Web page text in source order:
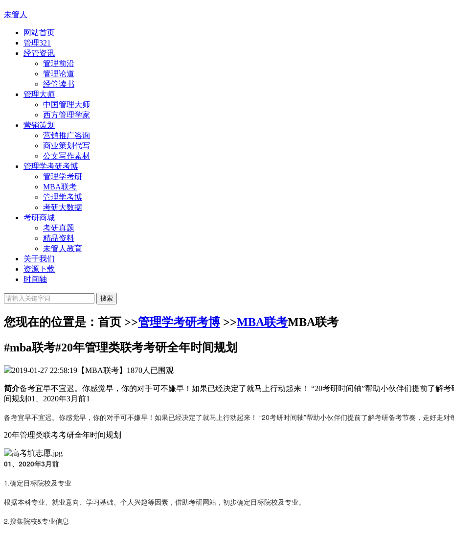
未管人
网站首页
管理321
经管资讯
管理前沿
管理论道
经管读书
管理大师
中国管理大师
西方管理学家
营销策划
营销推广咨询
商业策划代写
公文写作素材
管理学考研考博
管理学考研
MBA联考
管理学考博
考研大数据
考研商城
考研真题
精品资料
未管人教育
关于我们
资源下载
时间轴
您现在的位置是：首页 >>管理学考研考博 >>MBA联考MBA联考
#mba联考#20年管理类联考考研全年时间规划
2019-01-27 22:58:19 【MBA联考】 1870人已围观
简介备考宜早不宜迟。你感觉早，你的对手可不嫌早！如果已经决定了就马上行动起来！ “20考研时间轴”帮助小伙伴们提前了解
间规划01、2020年3月前1
备考宜早不宜迟。你感觉早，你的对手可不嫌早！如果已经决定了就马上行动起来！ “20考研时间轴”帮助小伙伴们提前了解考研备考节奏，走好走对
20年管理类联考考研全年时间规划
01、 2020年3月前
1.确定目标院校及专业
根据本科专业、就业意向、学习基础、个人兴趣等因素，借助考研网站，初步确定目标院校及专业。
2.搜集院校&专业信息